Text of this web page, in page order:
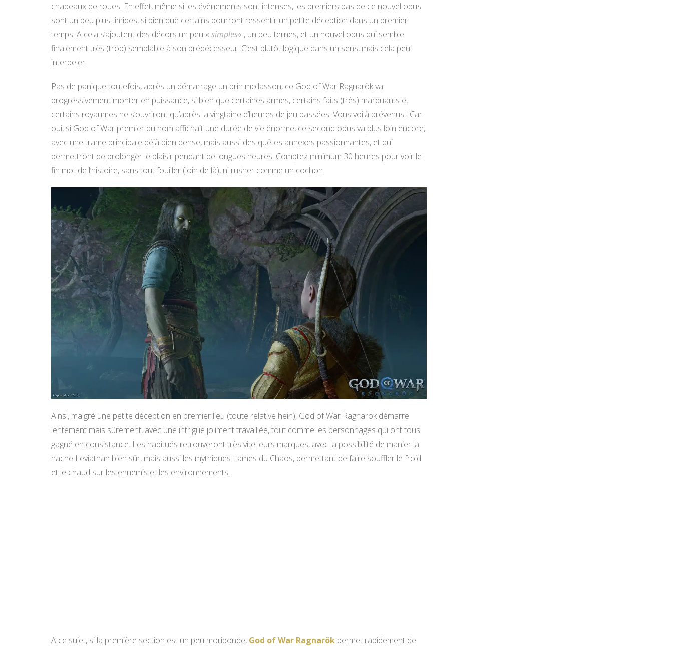
chapeaux de roues. En effet, même si les évènements sont intenses, les premiers pas de ce nouvel opus
sont un peu plus timides, si bien que certains pourront ressentir un petite déception dans un premier
temps. A cela s’ajoutent des décors un peu « simples« , un peu ternes, et un nouvel opus qui semble
finalement très (trop) semblable à son prédécesseur. C’est plutôt logique dans un sens, mais cela peut
interpeler.
Pas de panique toutefois, après un démarrage un brin mollasson, ce God of War Ragnarök va
progressivement monter en puissance, si bien que certaines armes, certains faits (très) marquants et
certains royaumes ne s’ouvriront qu’après la vingtaine d’heures de jeu passées. Vous voilà prévenus ! Car
oui, si God of War premier du nom affichait une durée de vie énorme, ce second opus va plus loin encore,
avec une trame principale déjà bien dense, mais aussi des quêtes annexes passionnantes, et qui
permettront de prolonger le plaisir pendant de longues heures. Comptez minimum 30 heures pour voir le
fin mot de l’histoire, sans tout fouiller (loin de là), ni rusher comme un cochon.
Ainsi, malgré une petite déception en premier lieu (toute relative hein), God of War Ragnarök démarre
lentement mais sûrement, avec une intrigue joliment travaillée, tout comme les personnages qui ont tous
gagné en consistance. Les habitués retrouveront très vite leurs marques, avec la possibilité de manier la
hache Leviathan bien sûr, mais aussi les mythiques Lames du Chaos, permettant de faire souffler le froid
et le chaud sur les ennemis et les environnements.
A ce sujet, si la première section est un peu moribonde, God of War Ragnarök permet rapidement de